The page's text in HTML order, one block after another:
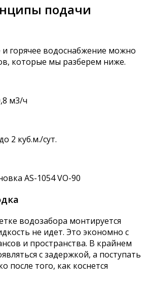
подачи
горячее водоснабжение можно
которые мы разберем ниже.
м3/ч
2 куб.м./сут.
AS-1054 VO-90
водозабора монтируется
не идет. Это экономно с
и пространства. В крайнем
с задержкой, а поступать
после того, как коснется